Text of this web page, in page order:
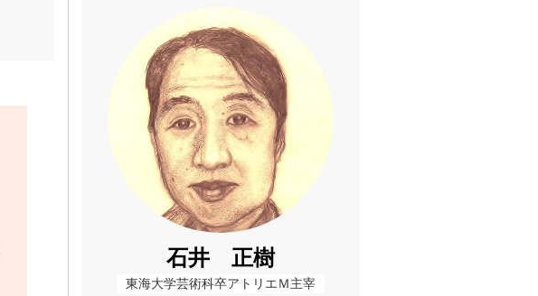
石井 正樹
東海大学芸術科卒アトリエＭ主宰